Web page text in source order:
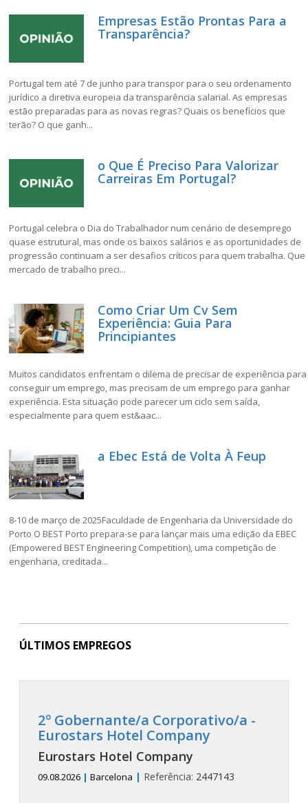
Empresas Estão Prontas Para a
Transparência?
Portugal tem até 7 de junho para transpor para o seu ordenamento
jurídico a diretiva europeia da transparência salarial. As empresas
estão preparadas para as novas regras? Quais os benefícios que
terão? O que ganh...
o Que É Preciso Para Valorizar
Carreiras Em Portugal?
Portugal celebra o Dia do Trabalhador num cenário de desemprego
quase estrutural, mas onde os baixos salários e as oportunidades de
progressão continuam a ser desafios críticos para quem trabalha. Que
mercado de trabalho preci...
Como Criar Um Cv Sem
Experiência: Guia Para
Principiantes
Muitos candidatos enfrentam o dilema de precisar de experiência para
conseguir um emprego, mas precisam de um emprego para ganhar
experiência. Esta situação pode parecer um ciclo sem saída,
especialmente para quem est&aac...
a Ebec Está de Volta À Feup
8-10 de março de 2025Faculdade de Engenharia da Universidade do
Porto O BEST Porto prepara-se para lançar mais uma edição da EBEC
(Empowered BEST Engineering Competition), uma competição de
engenharia, creditada...
ÚLTIMOS EMPREGOS
2º Gobernante/a Corporativo/a -
Eurostars Hotel Company
Eurostars Hotel Company
09.08.2026 | Barcelona | Referência: 2447143